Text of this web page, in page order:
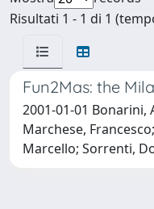
Risultati 1 - 1 di 1
Fun2Mas: the
2001-01-01 Bonarini,
Marchese,
Marcello; Sorrenti,